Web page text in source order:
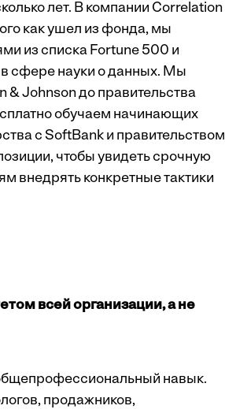
лет. В компании Correlation
как ушел из фонда, мы
из списка Fortune 500 и
сфере науки о данных. Мы
Johnson до правительства
обучаем начинающих
с SoftBank и правительством
чтобы увидеть срочную
внедрять конкретные тактики
всей организации, а не
навык.
продажников,